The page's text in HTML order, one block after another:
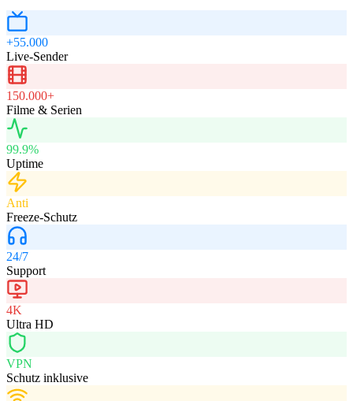
+55.000
Live-Sender
150.000+
Filme & Serien
99.9%
Uptime
Anti
Freeze-Schutz
24/7
Support
4K
Ultra HD
VPN
Schutz inklusive